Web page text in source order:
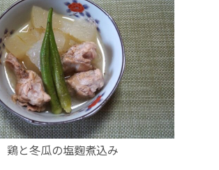
鶏と冬瓜の塩麴煮込み
妊婦健診
お産について
親と子の結びつき支援
母乳育児